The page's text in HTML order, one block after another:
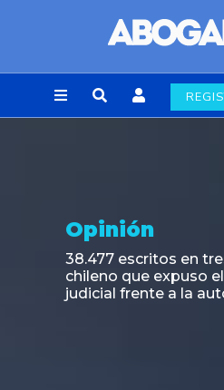
Opinión
38.477 escritos en
chileno que expuso
judicial frente a la